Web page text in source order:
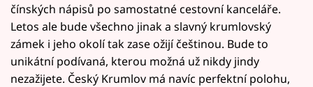
čínských nápisů po samostatné cestovní kanceláře.
Letos ale bude všechno jinak a slavný krumlovský
zámek i jeho okolí tak zase ožijí češtinou. Bude to
unikátní podívaná, kterou možná už nikdy jindy
nezažijete. Český Krumlov má navíc perfektní polohu,